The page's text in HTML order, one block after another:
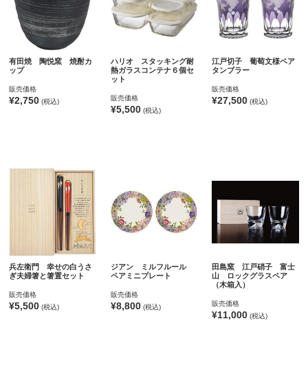
有田焼 陶悦窯 焼酎カ
ップ
販売価格
¥2,750 (税込)
ハリオ スタッキング耐
熱ガラスコンテナ６個セ
ット
販売価格
¥5,500(税込)
江戸切子 葡萄文様ペア
タンブラー
販売価格
¥27,500 (税込)
兵左衛門 幸せの白うさ
ぎ夫婦箸と箸置セット
販売価格
¥5,500 (税込)
ジアン ミルフルール
ペアミニプレート
販売価格
¥8,800(税込)
田島窯 江戸硝子 富士
山 ロックグラスペア
（木箱入）
販売価格
¥11,000 (税込)